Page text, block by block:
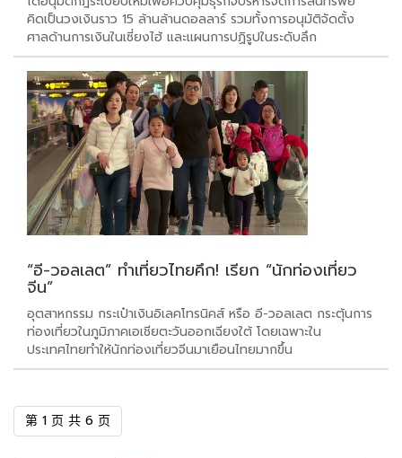
คิดเป็นวงเงินราว 15 ล้านล้านดอลลาร์ รวมทั้งการอนุมัติจัดตั้ง
ศาลด้านการเงินในเซี่ยงไฮ้ และแผนการปฏิรูปในระดับลึก
“อี-วอลเลต” ทำเที่ยวไทยคึก! เรียก “นักท่องเที่ยว
จีน”
อุตสาหกรรม กระเป๋าเงินอิเลคโทรนิคส์ หรือ อี-วอลเลต กระตุ้นการ
ท่องเที่ยวในภูมิภาคเอเชียตะวันออกเฉียงใต้ โดยเฉพาะใน
ประเทศไทยทำให้นักท่องเที่ยวจีนมาเยือนไทยมากขึ้น
第 1 页 共 6 页